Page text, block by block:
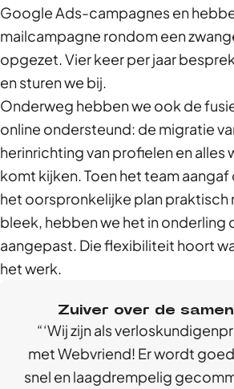
Google Ads-campagnes en
mailcampagne rondom een
opgezet. Vier keer per jaar
en sturen we bij.
Onderweg hebben we ook de
online ondersteund: de migratie
herinrichting van profielen en alles
komt kijken. Toen het team aangaf
het oorspronkelijke plan praktisch
bleek, hebben we het in onderling
aangepast. Die flexibiliteit hoort
het werk.
Zuiver over de
‘Wij zijn als
met Webvriend! Er wordt
snel en laagdrempelig